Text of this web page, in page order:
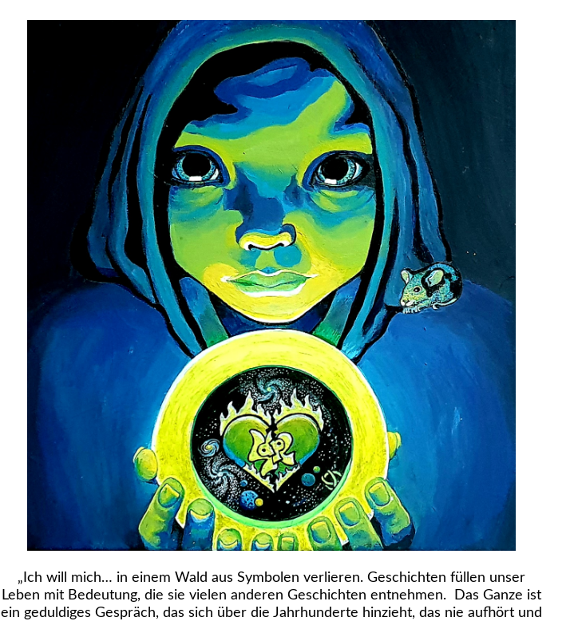
„Ich will mich… in einem Wald aus Symbolen verlieren. Geschichten füllen unser
Leben mit Bedeutung, die sie vielen anderen Geschichten entnehmen. Das Ganze ist
ein geduldiges Gespräch, das sich über die Jahrhunderte hinzieht, das nie aufhört und